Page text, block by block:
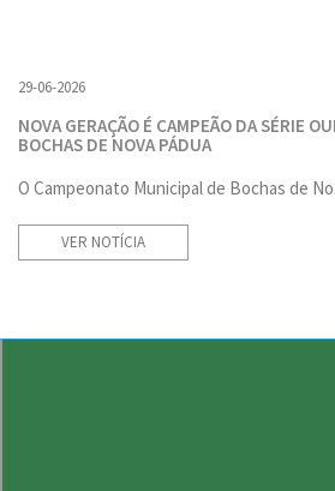
29-06-2026
NOVA GERAÇÃO É CAMPEÃO DA SÉRIE
BOCHAS DE NOVA PÁDUA
O Campeonato Municipal de Bochas de
VER NOTÍCIA